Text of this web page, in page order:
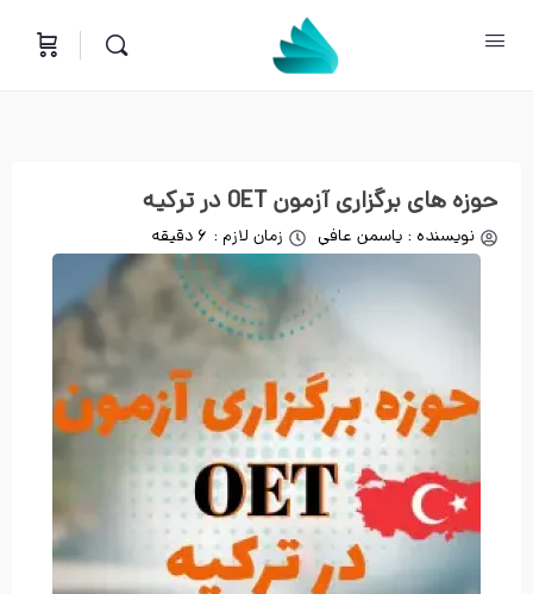
حوزه های برگزاری آزمون OET در ترکیه
نویسنده : یاسمن عافي زمان لازم : 6 دقیقه